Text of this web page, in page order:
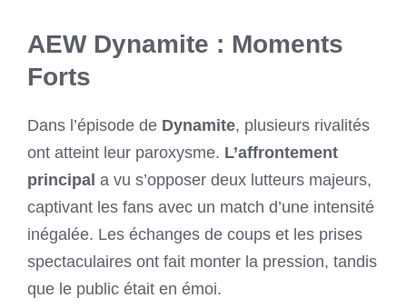
AEW Dynamite : Moments
Forts
Dans l’épisode de Dynamite, plusieurs rivalités
ont atteint leur paroxysme. L’affrontement
principal a vu s’opposer deux lutteurs majeurs,
captivant les fans avec un match d’une intensité
inégalée. Les échanges de coups et les prises
spectaculaires ont fait monter la pression, tandis
que le public était en émoi.